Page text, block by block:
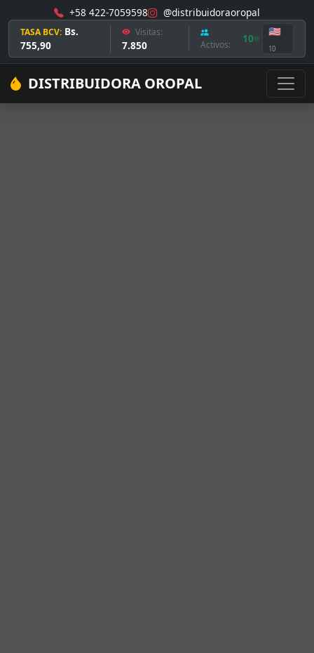
+58 422-7059598 @distribuidoraoropal
TASA BCV: Bs.
755,90
Visitas:
7.850 Activos: 10
🇺🇸
10
DISTRIBUIDORA OROPAL